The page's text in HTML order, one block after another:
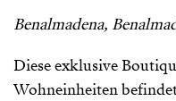
Benalmadena,
Diese exklusive
Wohneinheiten